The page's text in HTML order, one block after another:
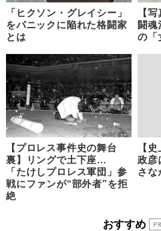
「ヒクソン・グレイシー」
をパニックに陥れた格闘家
とは
【
闘
の「
【プロレス事件史の舞台
裏】リングで土下座…
「たけしプロレス軍団」参
戦にファンが“部外者”を拒
絶
【
政彦
さな
おすすめ